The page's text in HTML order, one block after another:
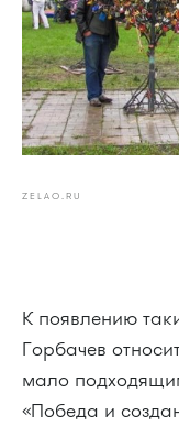
ZELAO.RU
К появлению
Горбачев
мало
«Победа и